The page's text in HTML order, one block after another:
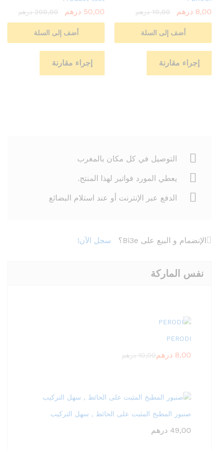
8,00 درهم 10,00 درهم
أضف إلى السلة
إجراء مقارنة
50,00 درهم 200,00 درهم
أضف إلى السلة
إجراء مقارنة
التوصيل في كل مكان بالمغرب
يعطي المورد فواتير لهذا المنتج.
الدفع عبر الإنترنت أو عند استلام البضائع
الإنضمام و البيع على Bi3e؟ سجل الآن!
نفس الماركة
PERODI
8,00 درهم10,00 درهم
صنبور المطبخ المثبت على الحائط , سهل التركيب
49,00 درهم